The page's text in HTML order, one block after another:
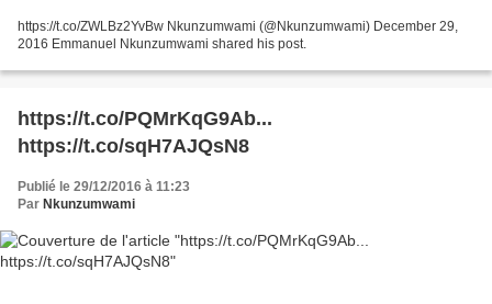
https://t.co/ZWLBz2YvBw Nkunzumwami (@Nkunzumwami) December 29,
2016 Emmanuel Nkunzumwami shared his post.
https://t.co/PQMrKqG9Ab...
https://t.co/sqH7AJQsN8
Publié le 29/12/2016 à 11:23
Par Nkunzumwami